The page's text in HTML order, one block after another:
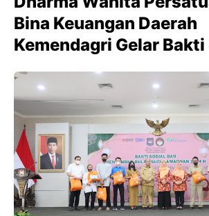
Bina Keuangan Daerah
Kemendagri Gelar